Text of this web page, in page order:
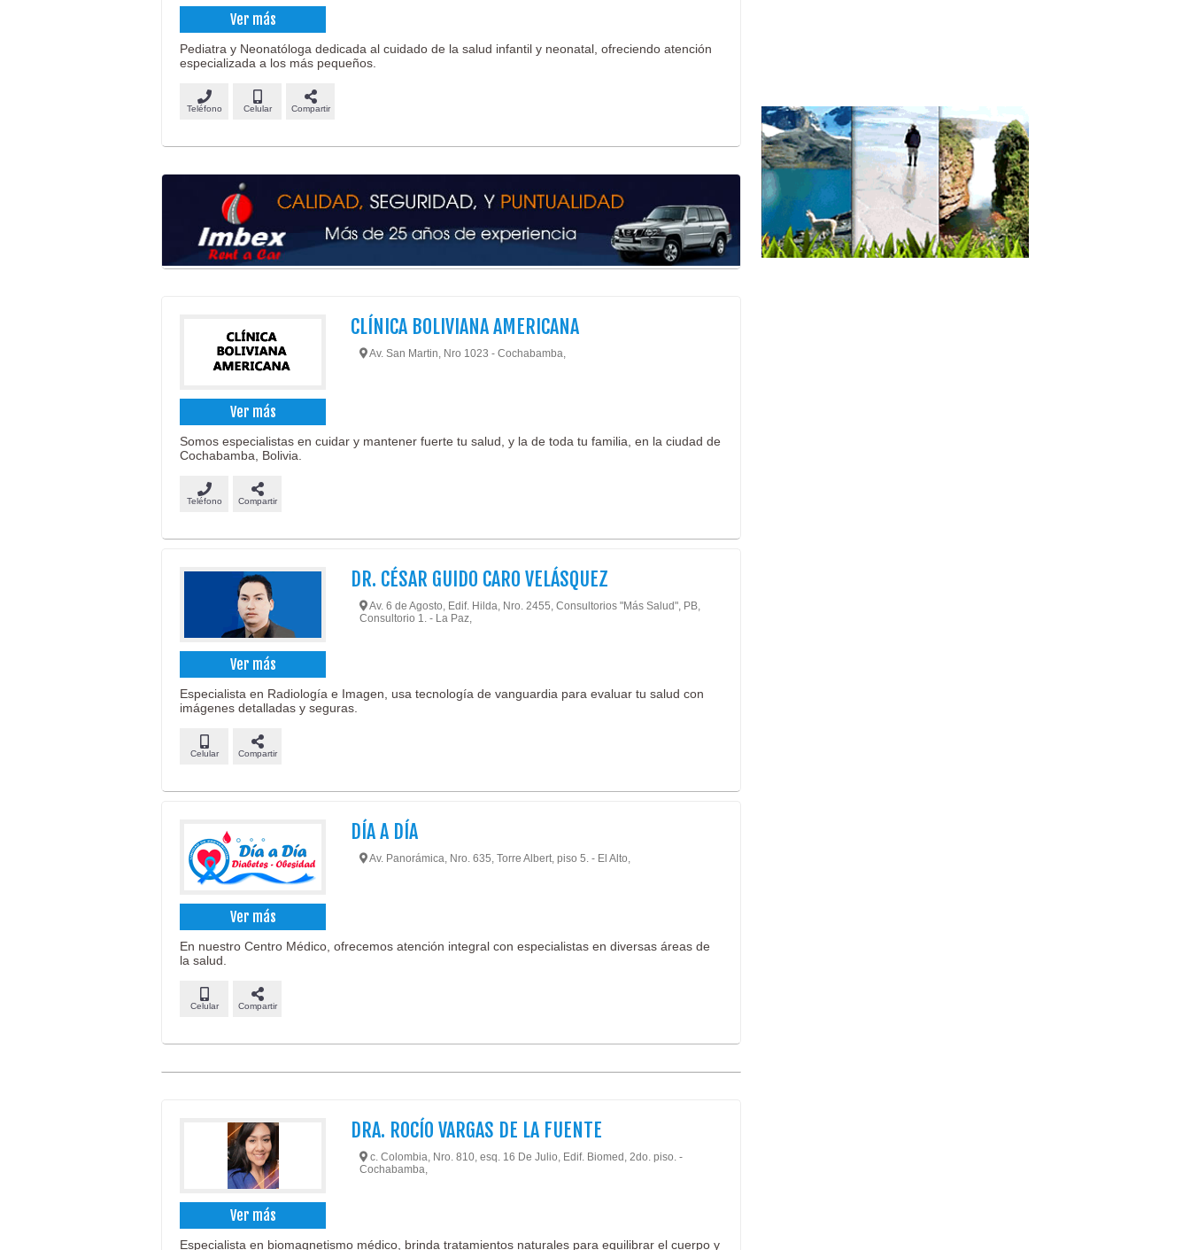
Ver más
Pediatra y Neonatóloga dedicada al cuidado de la salud infantil y neonatal, ofreciendo atención
especializada a los más pequeños.
Teléfono Celular Compartir
Ver más
CLÍNICA BOLIVIANA AMERICANA
Av. San Martin, Nro 1023 - Cochabamba,
Somos especialistas en cuidar y mantener fuerte tu salud, y la de toda tu familia, en la ciudad de
Cochabamba, Bolivia.
Teléfono Compartir
Ver más
DR. CÉSAR GUIDO CARO VELÁSQUEZ
Av. 6 de Agosto, Edif. Hilda, Nro. 2455, Consultorios "Más Salud", PB,
Consultorio 1. - La Paz,
Especialista en Radiología e Imagen, usa tecnología de vanguardia para evaluar tu salud con
imágenes detalladas y seguras.
Celular Compartir
Ver más
DÍA A DÍA
Av. Panorámica, Nro. 635, Torre Albert, piso 5. - El Alto,
En nuestro Centro Médico, ofrecemos atención integral con especialistas en diversas áreas de
la salud.
Celular Compartir
Ver más
DRA. ROCÍO VARGAS DE LA FUENTE
c. Colombia, Nro. 810, esq. 16 De Julio, Edif. Biomed, 2do. piso. -
Cochabamba,
Especialista en biomagnetismo médico, brinda tratamientos naturales para equilibrar el cuerpo y